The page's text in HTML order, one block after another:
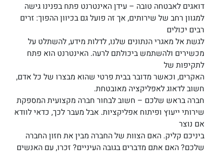
דואגים לאבטחה טובה – עידן האינטרנט פתח בפנינו גישה
למגוון רחב של שירותים, אך זה פועל גם בכיוון ההפוך: זרים
רבים יכולים
לגשת אל מאגרי הנתונים שלנו, לדלות מידע, להשתלט על
מכשירים ולהשתמש ביכולתם לרעה. האינטרנט הוא פתח
לתקיפות של
האקרים, וכאשר מדובר בבית פרטי שהוא מבצרו של כל אדם,
חשוב לדאוג לאפליקציה מאובטחת.
חברה בראש שלכם – חשוב לבחור חברה מקצועית המספקת
שירותי ייעוץ ופיתוח אפליקציות. אבל מעבר לכך, כדאי לוודא
אם נוצר
ביניכם קליק. האם הצוות של החברה מבין את חזון החברה
שלכם? האם אתם מדברים בגובה העיניים? זכרו, עם האנשים